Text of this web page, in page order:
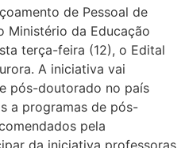
de Pessoal de
Ministério da Educação
terça-feira (12), o Edital
A iniciativa vai
pós-doutorado no país
a programas de pós-
pela